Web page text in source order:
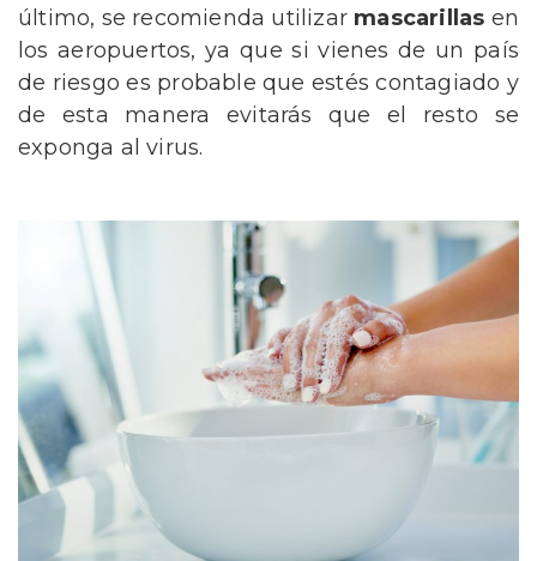
último, se recomienda utilizar mascarillas en
los aeropuertos, ya que si vienes de un país
de riesgo es probable que estés contagiado y
de esta manera evitarás que el resto se
exponga al virus.